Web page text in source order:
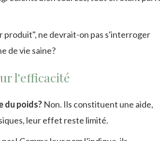
produit", ne devrait-on pas s'interroger
de vie saine?
l'efficacité
du poids?Non. Ils constituent une aide,
leur effet reste limité.